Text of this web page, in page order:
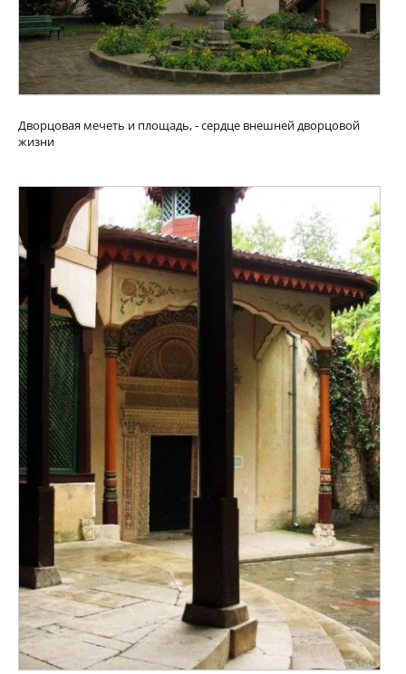
Дворцовая мечеть и площадь, - сердце внешней дворцовой
жизни